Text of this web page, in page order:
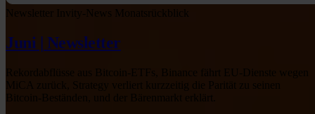
Newsletter Invity-News Monatsrückblick
Juni | Newsletter
Rekordabflüsse aus Bitcoin-ETFs, Binance fährt EU-Dienste wegen
MiCA zurück, Strategy verliert kurzzeitig die Parität zu seinen
Bitcoin-Beständen, und der Bärenmarkt erklärt.